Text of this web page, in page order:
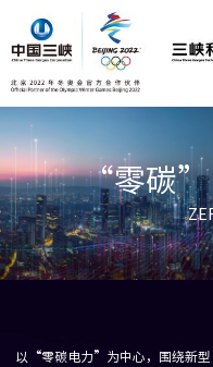
“零碳”
以“零碳电力”为中心，围绕新型